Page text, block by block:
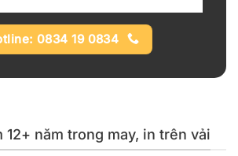
0834 19 0834
12+ năm trong may, in trên vải